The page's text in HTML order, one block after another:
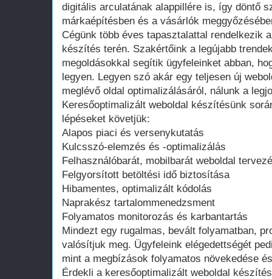
digitális arculatának alappillére is, így döntő
márkaépítésben és a vásárlók
Cégünk több éves tapasztalattal rendelkezik
készítés terén. Szakértőink a legújabb
megoldásokkal segítik ügyfeleinket abban,
legyen. Legyen szó akár egy teljesen új
meglévő oldal optimalizálásáról, nálunk a
Keresőoptimalizált weboldal készítésünk
lépéseket követjük:
Alapos piaci és versenykutatás
Kulcsszó-elemzés és -optimalizálás
Felhasználóbarát, mobilbarát weboldal
Felgyorsított betöltési idő biztosítása
Hibamentes, optimalizált kódolás
Naprakész tartalommenedzsment
Folyamatos monitorozás és karbantartás
Mindezt egy rugalmas, bevált folyamatban,
valósítjuk meg. Ügyfeleink elégedettségét
mint a megbízások folyamatos növekedése
Érdekli a keresőoptimalizált weboldal